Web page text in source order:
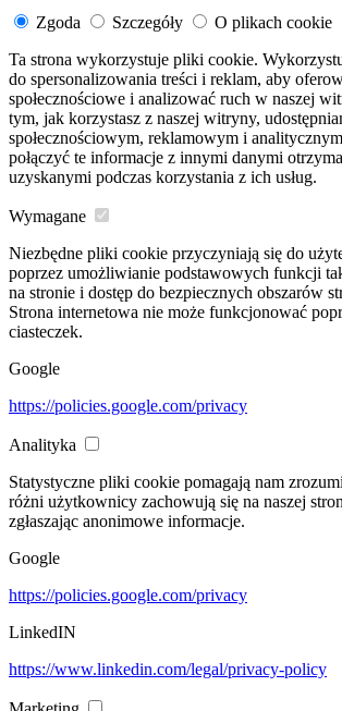
Zgoda Szczegóły
O plikach cookie
Ta strona wykorzystuje pliki cookie.
do spersonalizowania treści i reklam, aby
społecznościowe i analizować ruch w naszej
tym, jak korzystasz z naszej witryny,
społecznościowym, reklamowym i
połączyć te informacje z innymi danymi
uzyskanymi podczas korzystania z ich usług.
Wymagane
Niezbędne pliki cookie przyczyniają się do
poprzez umożliwianie podstawowych funkcji
na stronie i dostęp do bezpiecznych obszarów
Strona internetowa nie może funkcjonować
ciasteczek.
Google
https://policies.google.com/privacy
Analityka
Statystyczne pliki cookie pomagają nam
różni użytkownicy zachowują się na naszej
zgłaszając anonimowe informacje.
Google
https://policies.google.com/privacy
LinkedIN
https://www.linkedin.com/legal/privacy-policy